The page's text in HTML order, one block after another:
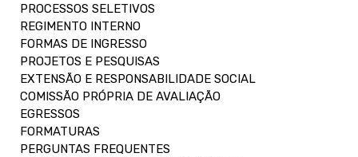
PROCESSOS SELETIVOS
REGIMENTO INTERNO
FORMAS DE INGRESSO
PROJETOS E PESQUISAS
EXTENSÃO E RESPONSABILIDADE SOCIAL
COMISSÃO PRÓPRIA DE AVALIAÇÃO
EGRESSOS
FORMATURAS
PERGUNTAS FREQUENTES